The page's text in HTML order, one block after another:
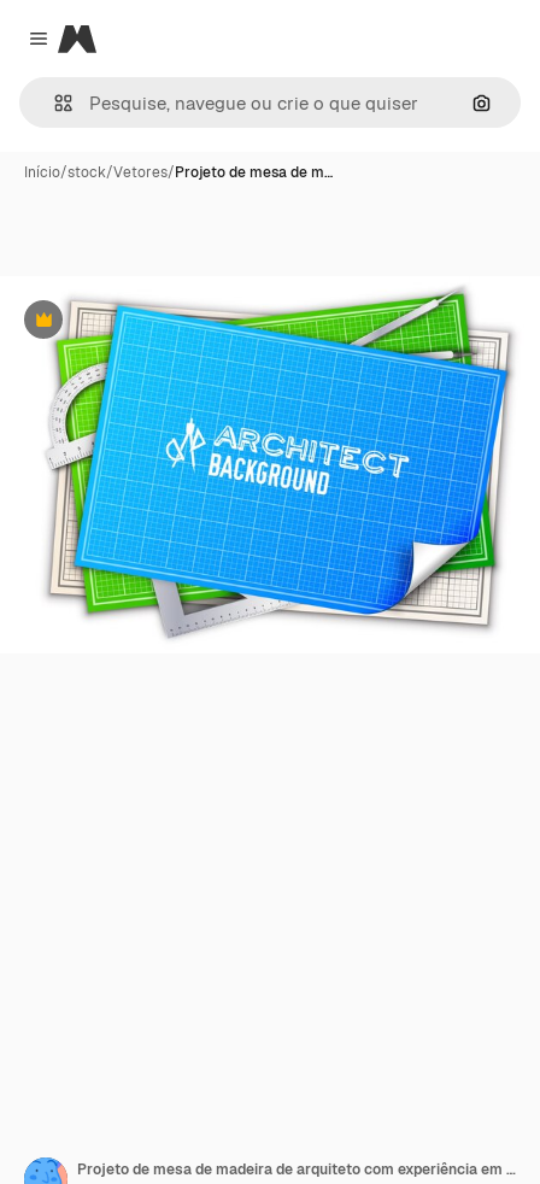
Close menu
Magnific
Início/stock/Vetores/Projeto de mesa de m…
Premium
Projeto de mesa de madeira de arquiteto com experiência em equipamentos profissionais